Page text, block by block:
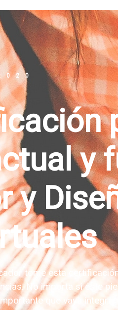
y
y
tome esta
No importa si éste
que vaya